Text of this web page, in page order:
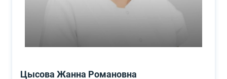
Цысова Жанна Романовна